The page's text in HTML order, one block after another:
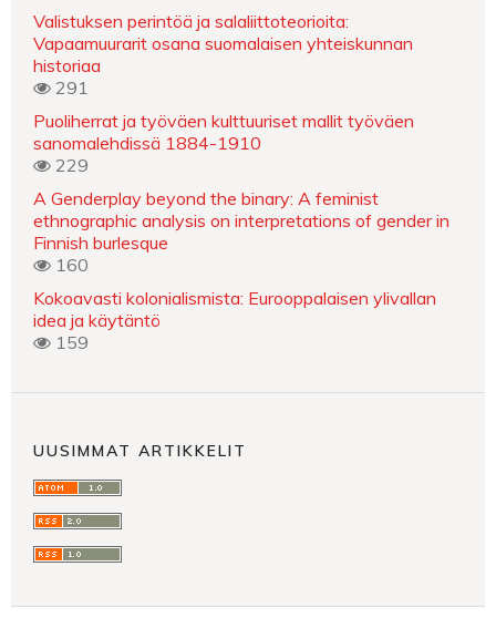
Valistuksen perintöä ja salaliittoteorioita:
Vapaamuurarit osana suomalaisen yhteiskunnan
historiaa
291
Puoliherrat ja työväen kulttuuriset mallit työväen
sanomalehdissä 1884-1910
229
A Genderplay beyond the binary: A feminist
ethnographic analysis on interpretations of gender in
Finnish burlesque
160
Kokoavasti kolonialismista: Eurooppalaisen ylivallan
idea ja käytäntö
159
UUSIMMAT ARTIKKELIT